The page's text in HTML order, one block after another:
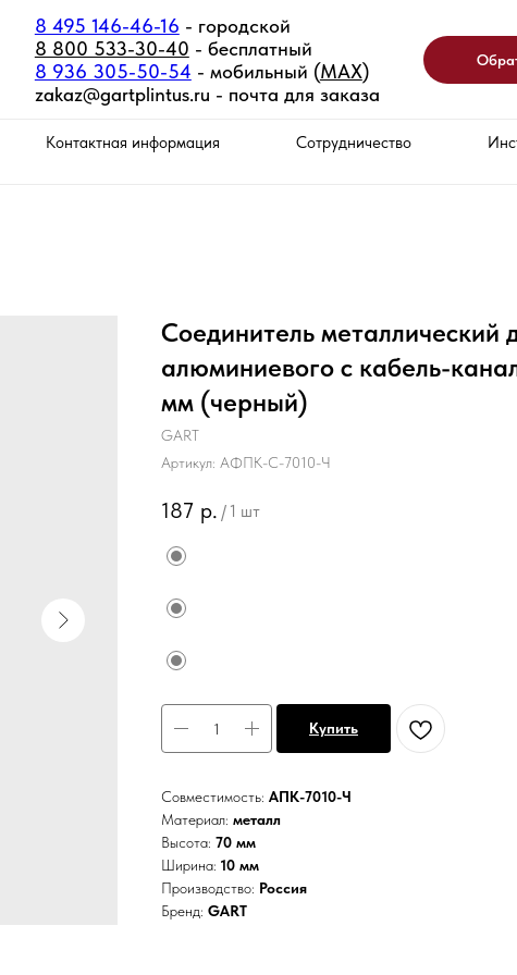
8 495 146-46-16 - городской
8 800 533-30-40 - бесплатный
8 936 305-50-54 - мобильный (MAX)
zakaz@gartplintus.ru - почта для заказа
Контактная информация Сотрудничество
Соединитель металлический
алюминиевого с кабель-
мм (черный)
GART
Артикул: АФПК-С-7010-Ч
187 р. / 1 шт
Купить
Совместимость: АПК-7010-Ч
Материал: металл
Высота: 70 мм
Ширина: 10 мм
Производство: Россия
Бренд: GART